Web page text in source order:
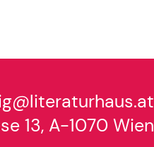
13, A-1070 Wien